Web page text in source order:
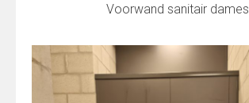
Voorwand sanitair dames